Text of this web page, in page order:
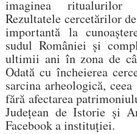
imaginea ritualurilor
Rezultatele cercetărilor
importantă la
sudul României și
ultimii ani în zona de
Odată cu încheierea
sarcina arheologică,
fără afectarea
Județean de Istorie și
Facebook a instituției.